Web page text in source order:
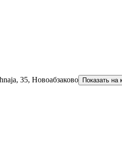
35, Новоабзаково Показать на